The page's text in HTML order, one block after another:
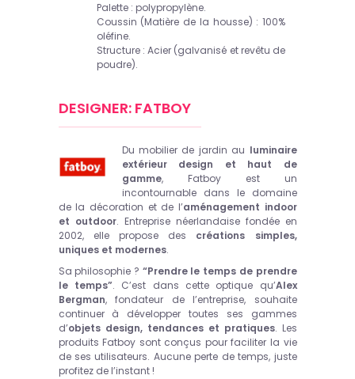
Palette : polypropylène.
Coussin (Matière de la housse) : 100%
oléfine.
Structure : Acier (galvanisé et revêtu de
poudre).
DESIGNER: FATBOY
Du mobilier de jardin au luminaire
extérieur design et haut de
gamme, Fatboy est un
incontournable dans le domaine
de la décoration et de l’aménagement indoor
et outdoor. Entreprise néerlandaise fondée en
2002, elle propose des créations simples,
uniques et modernes.
Sa philosophie ? “Prendre le temps de prendre
le temps”. C’est dans cette optique qu’Alex
Bergman, fondateur de l’entreprise, souhaite
continuer à développer toutes ses gammes
d’objets design, tendances et pratiques. Les
produits Fatboy sont conçus pour faciliter la vie
de ses utilisateurs. Aucune perte de temps, juste
profitez de l’instant !